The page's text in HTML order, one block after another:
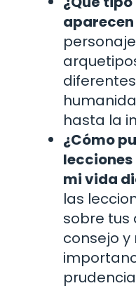
aparecen
hasta la
¿Cómo
lecciones
mi vida
las
sobre tus
consejo